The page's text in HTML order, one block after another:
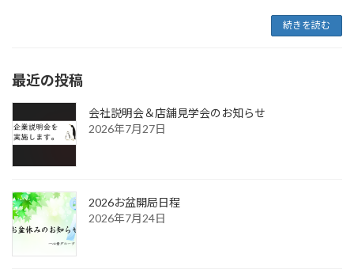
続きを読む
最近の投稿
会社説明会＆店舗見学会のお知らせ
2026年7月27日
2026お盆開局日程
2026年7月24日